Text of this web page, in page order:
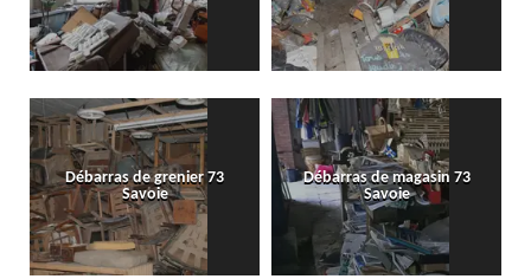
Débarras de grenier 73
Savoie
Débarras de magasin 73
Savoie